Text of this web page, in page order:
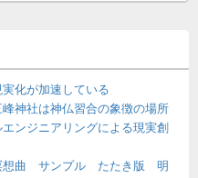
化が加速している
神社は神仏習合の象徴の場所
ンジニアリングによる現実創
想曲 サンプル たたき版 明